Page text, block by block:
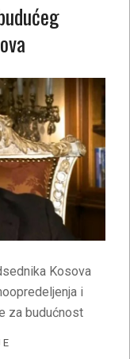
Kosova
i
za budućnost